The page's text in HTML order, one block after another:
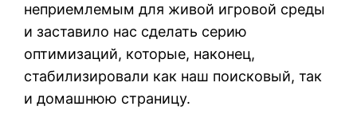
неприемлемым для живой игровой среды
и заставило нас сделать серию
оптимизаций, которые, наконец,
стабилизировали как наш поисковый, так
и домашнюю страницу.